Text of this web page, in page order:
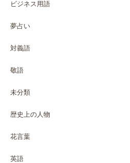
ビジネス用語
夢占い
対義語
敬語
未分類
歴史上の人物
花言葉
英語